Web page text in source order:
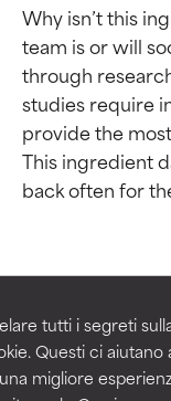
tutti i segreti
Questi ci aiutano
migliore
Why isn’t this
team is or will
through
studies require
provide the
This ingredient
parte
parte